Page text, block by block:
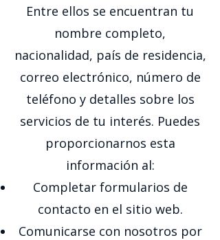
Entre ellos se encuentran tu
nombre completo,
nacionalidad, país de residencia,
correo electrónico, número de
teléfono y detalles sobre los
servicios de tu interés. Puedes
proporcionarnos esta
información al:
Completar formularios de
contacto en el sitio web.
Comunicarse con nosotros por